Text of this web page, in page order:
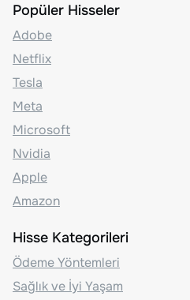
Popüler Hisseler
Adobe
Netflix
Tesla
Meta
Microsoft
Nvidia
Apple
Amazon
Hisse Kategorileri
Ödeme Yöntemleri
Sağlık ve İyi Yaşam